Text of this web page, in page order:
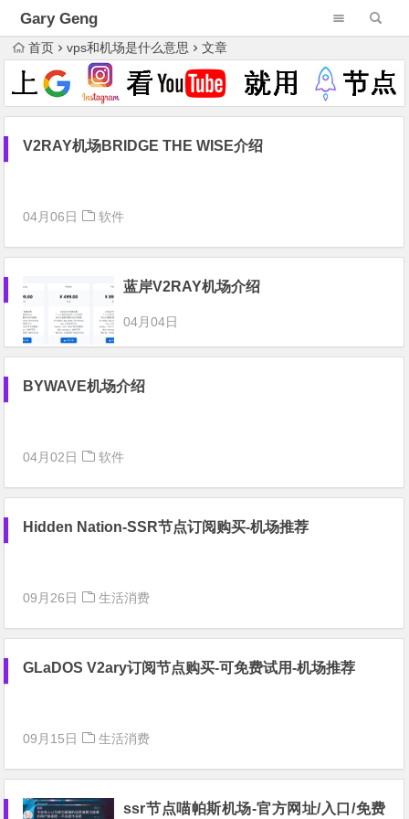
Gary Geng
首页 vps和机场是什么意思 文章
V2RAY机场BRIDGE THE WISE介绍
04月06日 软件
蓝岸V2RAY机场介绍
04月04日
BYWAVE机场介绍
04月02日 软件
Hidden Nation-SSR节点订阅购买-机场推荐
09月26日 生活消费
GLaDOS V2ary订阅节点购买-可免费试用-机场推荐
09月15日 生活消费
ssr节点喵帕斯机场-官方网址/入口/免费